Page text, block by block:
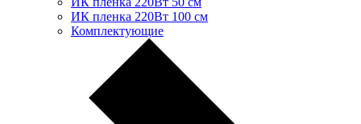
ИК пленка 220Вт 100 см
Комплектующие